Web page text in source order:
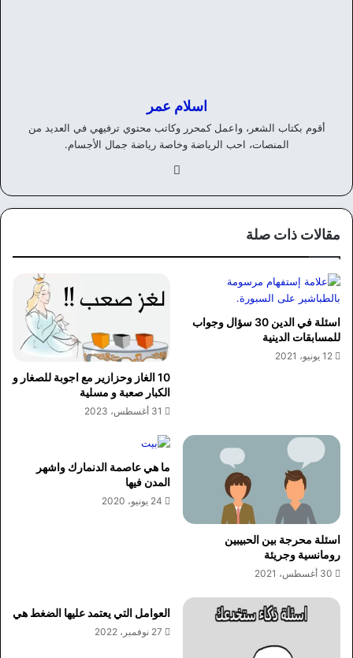
اسلام عمر
أقوم بكتاب الشعر، واعمل كمحرر وكاتب محتوي ترفيهي في العديد من
المنصات، احب الرياضة وخاصة رياضة جمال الأجسام.
وك
مقالات ذات صلة
اسئلة في الدين 30 سؤال وجواب
للمسابقات الدينية
12 يونيو، 2021
10 الغاز وحزازير مع اجوبة للصغار و
الكبار صعبة و مسلية
31 أغسطس، 2023
اسئلة محرجة بين الحبيبين
رومانسية وجريئة
30 أغسطس، 2021
ما هي عاصمة الدنمارك واشهر
المدن فيها
24 يونيو، 2020
العوامل التي يعتمد عليها الضغط هي
27 نوفمبر، 2022